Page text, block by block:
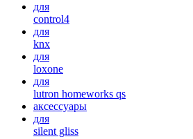
для
control4
для
knx
для
loxone
для
lutron homeworks qs
аксессуары
для
silent gliss